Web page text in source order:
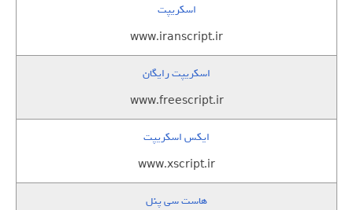
اسکریپت
www.iranscript.ir
اسکریپت رایگان
www.freescript.ir
ایکس اسکریپت
www.xscript.ir
هاست سی پنل